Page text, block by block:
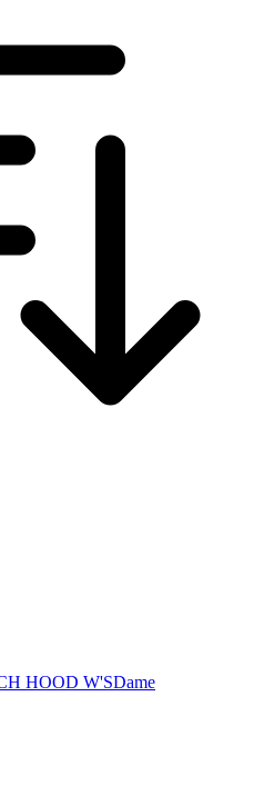
HOOD W'SDame